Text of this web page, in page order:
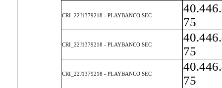
CRI_22J1379218 - PLAYBANCO SEC
75
CRI_22J1379218 - PLAYBANCO SEC
75
CRI_22J1379218 - PLAYBANCO SEC
75